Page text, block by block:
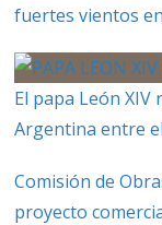
fuertes vientos
El papa León
Argentina entre
Comisión de
proyecto